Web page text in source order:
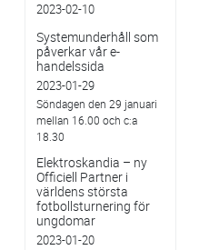
2023-02-10
Systemunderhåll som
påverkar vår e-
handelssida
2023-01-29
Söndagen den 29 januari
mellan 16.00 och c:a
18.30
Elektroskandia – ny
Officiell Partner i
världens största
fotbollsturnering för
ungdomar
2023-01-20